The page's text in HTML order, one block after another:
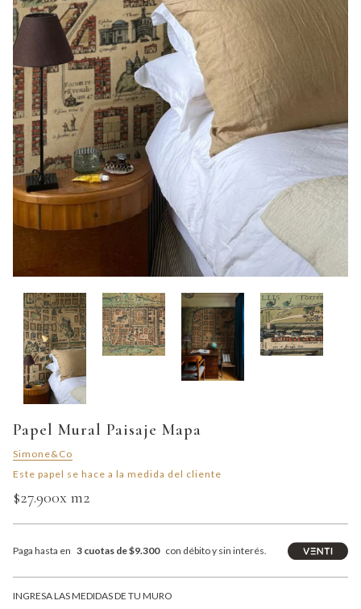
Papel Mural Paisaje Mapa
Simone&Co
Este papel se hace a la medida del cliente
$27.900x m2
Paga hasta en 3 cuotas de $9.300 con débito y sin interés.
INGRESA LAS MEDIDAS DE TU MURO